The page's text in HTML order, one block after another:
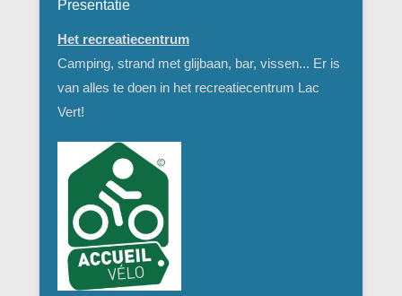
Presentatie
Het recreatiecentrum
Camping, strand met glijbaan, bar, vissen... Er is
van alles te doen in het recreatiecentrum Lac
Vert!